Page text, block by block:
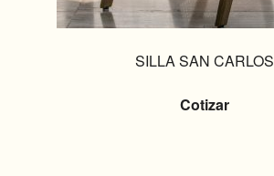
SILLA SAN CARLOS
Cotizar